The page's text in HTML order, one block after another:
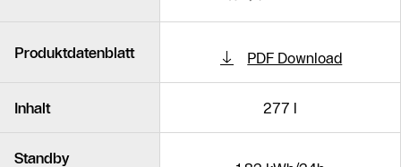
Produktdatenblatt PDF Download
Inhalt 277 l
Standby